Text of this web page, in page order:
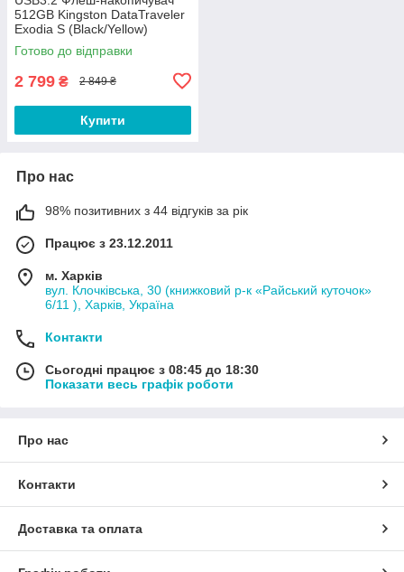
512GB Kingston DataTraveler
Exodia S (Black/Yellow)
Готово до відправки
2 799 ₴ 2 849 ₴
Купити
Про нас
98% позитивних з 44 відгуків за рік
Працює з 23.12.2011
м. Харків
вул. Клочківська, 30 (книжковий р-к «Райський куточок»
6/11 ), Харків, Україна
Контакти
Сьогодні працює з 08:45 до 18:30
Показати весь графік роботи
Про нас
Контакти
Доставка та оплата